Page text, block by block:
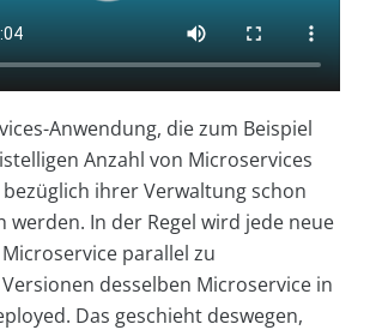
Anwendung, die zum Beispiel
Anzahl von Microservices
ihrer Verwaltung schon
werden. In der Regel wird jede neue
parallel zu
desselben Microservice in
Das geschieht deswegen,